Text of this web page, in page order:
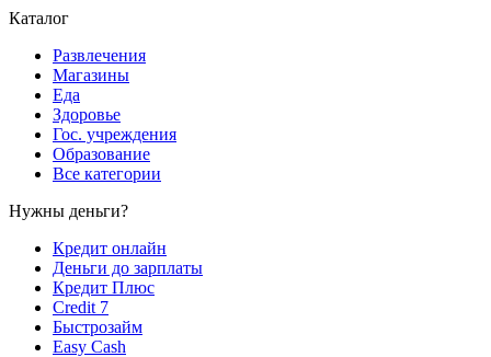
Каталог
Развлечения
Магазины
Еда
Здоровье
Гос. учреждения
Образование
Все категории
Нужны деньги?
Кредит онлайн
Деньги до зарплаты
Кредит Плюс
Credit 7
Быстрозайм
Easy Cash